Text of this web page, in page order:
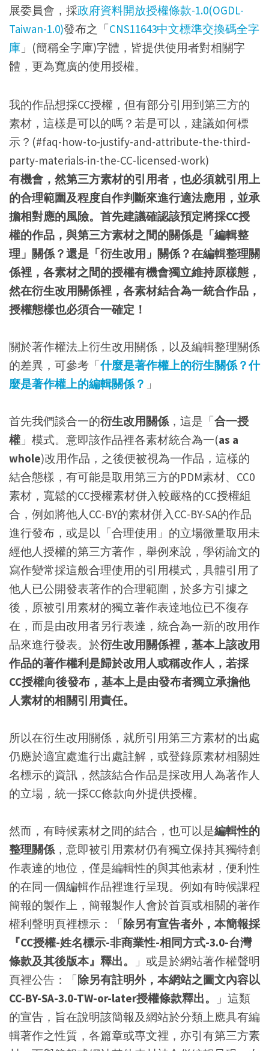
展委員會，採政府資料開放授權條款-1.0(OGDL-
Taiwan-1.0)發布之「CNS11643中文標準交換碼全字
庫 」(簡稱全字庫)字體，皆提供使用者對相關字
體，更為寬廣的使用授權。
我的作品想採CC授權，但有部分引用到第三方的
素材，這樣是可以的嗎？若是可以，建議如何標
示？(#faq-how-to-justify-and-attribute-the-third-
party-materials-in-the-CC-licensed-work)
有機會，然第三方素材的引用者，也必須就引用上
的合理範圍及程度自作判斷來進行適法應用，並承
擔相對應的風險。首先建議確認該預定將採CC授
權的作品，與第三方素材之間的關係是「編輯整
理」關係？還是「衍生改用」關係？在編輯整理關
係裡，各素材之間的授權有機會獨立維持原樣態，
然在衍生改用關係裡，各素材結合為一統合作品，
授權態樣也必須合一確定！
關於著作權法上衍生改用關係，以及編輯整理關係
的差異，可參考「什麼是著作權上的衍生關係？什
麼是著作權上的編輯關係？ 」
首先我們談合一的衍生改用關係，這是「合一授
權 」模式。意即該作品裡各素材統合為一(as a
whole)改用作品，之後便被視為一作品，這樣的
結合態樣，有可能是取用第三方的PDM素材、CC0
素材，寬鬆的CC授權素材併入較嚴格的CC授權組
合，例如將他人CC-BY的素材併入CC-BY-SA的作品
進行發布，或是以「合理使用」的立場微量取用未
經他人授權的第三方著作，舉例來說，學術論文的
寫作變常採這般合理使用的引用模式，具體引用了
他人已公開發表著作的合理範圍，於多方引據之
後，原被引用素材的獨立著作表達地位已不復存
在，而是由改用者另行表達，統合為一新的改用作
品來進行發表。於衍生改用關係裡，基本上該改用
作品的著作權利是歸於改用人或稱改作人，若採
CC授權向後發布，基本上是由發布者獨立承擔他
人素材的相關引用責任。
所以在衍生改用關係，就所引用第三方素材的出處
仍應於適宜處進行出處註解，或登錄原素材相關姓
名標示的資訊，然該結合作品是採改用人為著作人
的立場，統一採CC條款向外提供授權。
然而，有時候素材之間的結合，也可以是編輯性的
整理關係，意即被引用素材仍有獨立保持其獨特創
作表達的地位，僅是編輯性的與其他素材，便利性
的在同一個編輯作品裡進行呈現。例如有時候課程
簡報的製作上，簡報製作人會於首頁或相關的著作
權利聲明頁裡標示：「除另有宣告者外，本簡報採
『CC授權-姓名標示-非商業性-相同方式-3.0-台灣
條款及其後版本』釋出。
」或是於網站著作權聲明
頁裡公告：「除另有註明外，本網站之圖文內容以
CC-BY-SA-3.0-TW-or-later授權條款釋出。
」這類
的宣告，旨在說明該簡報及網站於分類上應具有編
輯著作之性質，各篇章或專文裡，亦引有第三方素